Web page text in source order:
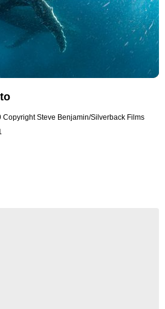
Copyright Steve Benjamin/Silverback Films